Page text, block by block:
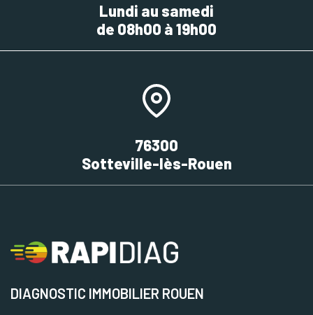
Lundi au samedi
de 08h00 à 19h00
76300
Sotteville-lès-Rouen
DIAGNOSTIC IMMOBILIER ROUEN